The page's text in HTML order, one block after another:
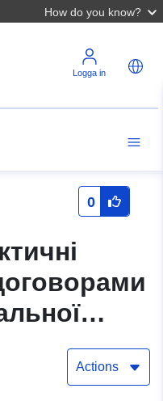
How do you know?
Logga in
0
Actions